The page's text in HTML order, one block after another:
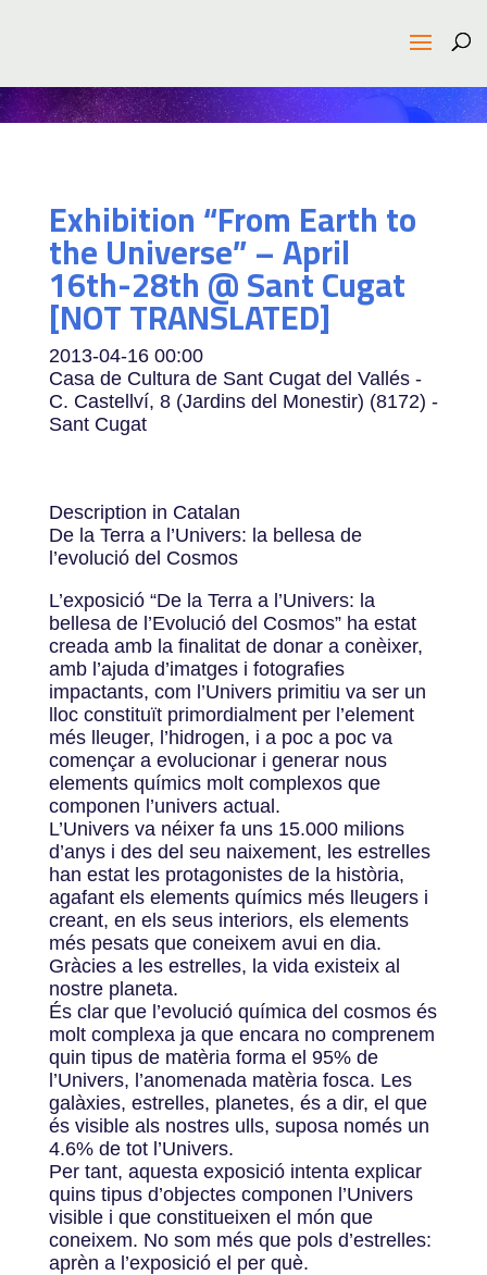
Exhibition “From Earth to
the Universe” – April
16th-28th @ Sant Cugat
[NOT TRANSLATED]
2013-04-16 00:00
Casa de Cultura de Sant Cugat del Vallés -
C. Castellví, 8 (Jardins del Monestir) (8172) -
Sant Cugat
Description in Catalan
De la Terra a l’Univers: la bellesa de
l’evolució del Cosmos
L’exposició “De la Terra a l’Univers: la
bellesa de l’Evolució del Cosmos” ha estat
creada amb la finalitat de donar a conèixer,
amb l’ajuda d’imatges i fotografies
impactants, com l’Univers primitiu va ser un
lloc constituït primordialment per l’element
més lleuger, l’hidrogen, i a poc a poc va
començar a evolucionar i generar nous
elements químics molt complexos que
componen l’univers actual.
L’Univers va néixer fa uns 15.000 milions
d’anys i des del seu naixement, les estrelles
han estat les protagonistes de la història,
agafant els elements químics més lleugers i
creant, en els seus interiors, els elements
més pesats que coneixem avui en dia.
Gràcies a les estrelles, la vida existeix al
nostre planeta.
És clar que l’evolució química del cosmos és
molt complexa ja que encara no comprenem
quin tipus de matèria forma el 95% de
l’Univers, l’anomenada matèria fosca. Les
galàxies, estrelles, planetes, és a dir, el que
és visible als nostres ulls, suposa només un
4.6% de tot l’Univers.
Per tant, aquesta exposició intenta explicar
quins tipus d’objectes componen l’Univers
visible i que constitueixen el món que
coneixem. No som més que pols d’estrelles:
aprèn a l’exposició el per què.